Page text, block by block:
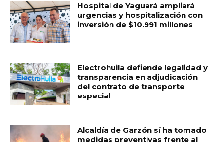
Hospital de Yaguará ampliará
urgencias y hospitalización con
inversión de $10.991 millones
Electrohuila defiende legalidad y
transparencia en adjudicación
del contrato de transporte
especial
Alcaldía de Garzón sí ha tomado
medidas preventivas frente al